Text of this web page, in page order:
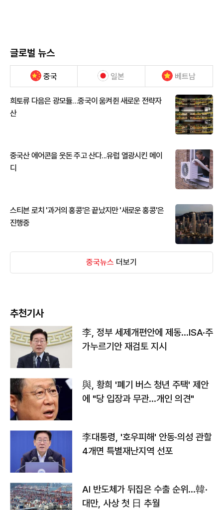
글로벌 뉴스
중국 일본 베트남
희토류 다음은 광모듈…중국이 움켜쥔 새로운 전략자
산
중국산 에어콘을 웃돈 주고 산다...유럽 열광시킨 메이
디
스티븐 로치 '과거의 홍콩'은 끝났지만 '새로운 홍콩'은
진행중
중국뉴스 더보기
추천기사
李, 정부 세제개편안에 제동…ISA·주
가누르기안 재검토 지시
與, 황희 '폐기 버스 청년 주택' 제안
에 "당 입장과 무관…개인 의견"
李대통령, '호우피해' 안동·의성 관할
4개면 특별재난지역 선포
AI 반도체가 뒤집은 수출 순위…韓·
대만, 사상 첫 日 추월